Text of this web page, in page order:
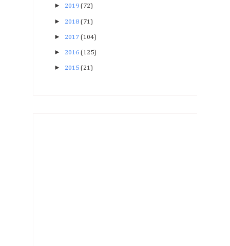
► 2019 (72)
► 2018 (71)
► 2017 (104)
► 2016 (125)
► 2015 (21)